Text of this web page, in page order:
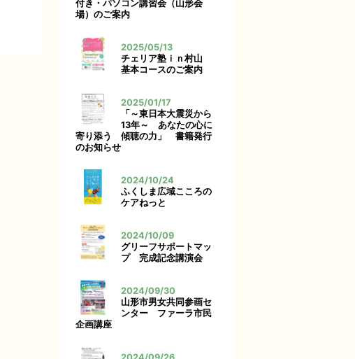
付き・パソコン講習会（山形会
場）のご案内
2025/05/13
チェリア塾ｉｎ村山
基本コースのご案内
2025/01/17
「～東日本大震災から
13年～ あなたの心に
寄り添う 傾聴の力」 書籍発行
のお知らせ
2024/10/24
ふくしま広域こころの
ケアねっと
2024/10/09
グリーフサポートマッ
プ 完成記念講演会
2024/09/30
山形市男女共同参画セ
ンター ファーラ市民
企画講座